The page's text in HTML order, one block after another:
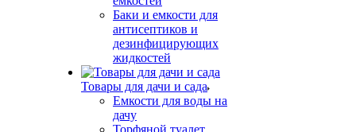
Баки и емкости для
антисептиков и
дезинфицирующих
жидкостей
Товары для дачи и сада
Емкости для воды на
дачу
Торфяной туалет